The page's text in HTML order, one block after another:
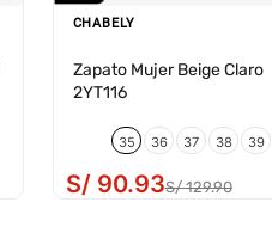
CHABELY
Zapato Mujer Beige Claro
2YT116
35 36 37 38 39
S/ 90.93S/ 129.90